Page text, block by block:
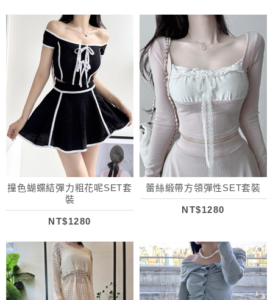
撞色蝴蝶結彈力粗花呢SET套
裝
NT$1280
蕾絲緞帶方領彈性SET套裝
NT$1280